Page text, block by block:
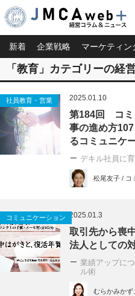
新着 企業戦略 マーケティン
「教育」カテゴリーの経
社員教育・営業 2025.01.10
第184回 コミ
事の進め方
るコミュニケ
デキル社員に
松尾友子 / コ
コミュニケーション 2025.01.3
取引先から喪
法人としての
業績アップに
ル術
むらかみかず